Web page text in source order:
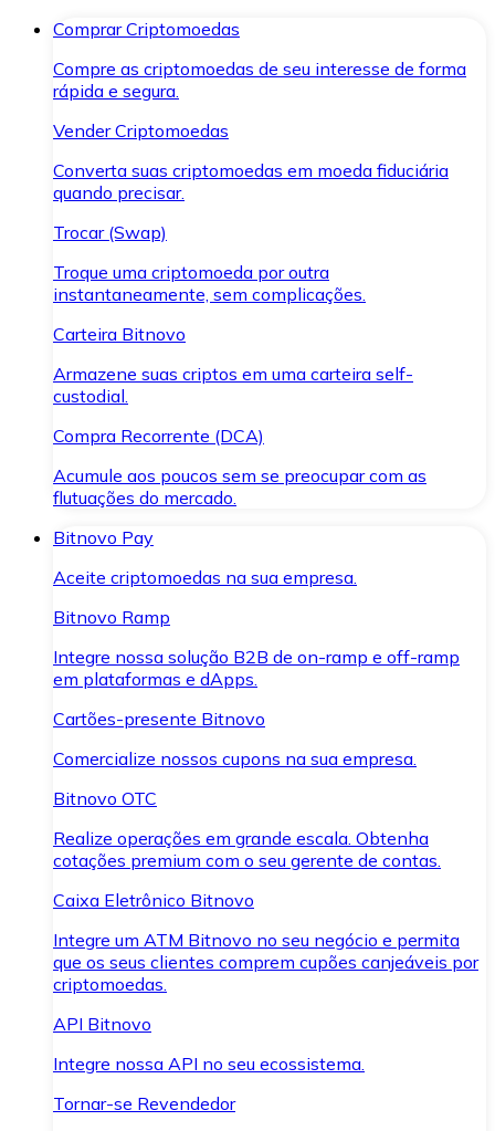
Comprar Criptomoedas
Compre as criptomoedas de seu interesse de forma
rápida e segura.
Vender Criptomoedas
Converta suas criptomoedas em moeda fiduciária
quando precisar.
Trocar (Swap)
Troque uma criptomoeda por outra
instantaneamente, sem complicações.
Carteira Bitnovo
Armazene suas criptos em uma carteira self-
custodial.
Compra Recorrente (DCA)
Acumule aos poucos sem se preocupar com as
flutuações do mercado.
Bitnovo Pay
Aceite criptomoedas na sua empresa.
Bitnovo Ramp
Integre nossa solução B2B de on-ramp e off-ramp
em plataformas e dApps.
Cartões-presente Bitnovo
Comercialize nossos cupons na sua empresa.
Bitnovo OTC
Realize operações em grande escala. Obtenha
cotações premium com o seu gerente de contas.
Caixa Eletrônico Bitnovo
Integre um ATM Bitnovo no seu negócio e permita
que os seus clientes comprem cupões canjeáveis por
criptomoedas.
API Bitnovo
Integre nossa API no seu ecossistema.
Tornar-se Revendedor